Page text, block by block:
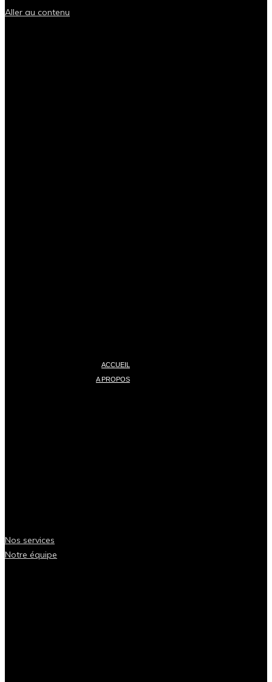
Aller au contenu
ACCUEIL
A PROPOS
Nos services
Notre équipe